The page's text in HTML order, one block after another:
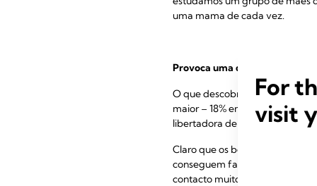
uma mama de cada vez.
Provoca uma descida de leite
O que descobrimos é
maior – 18% em média.
libertadora de leite, por isso,
Claro que os bebés são os
conseguem fazer. Uma teoria
contacto muito próximo com a
For
visit